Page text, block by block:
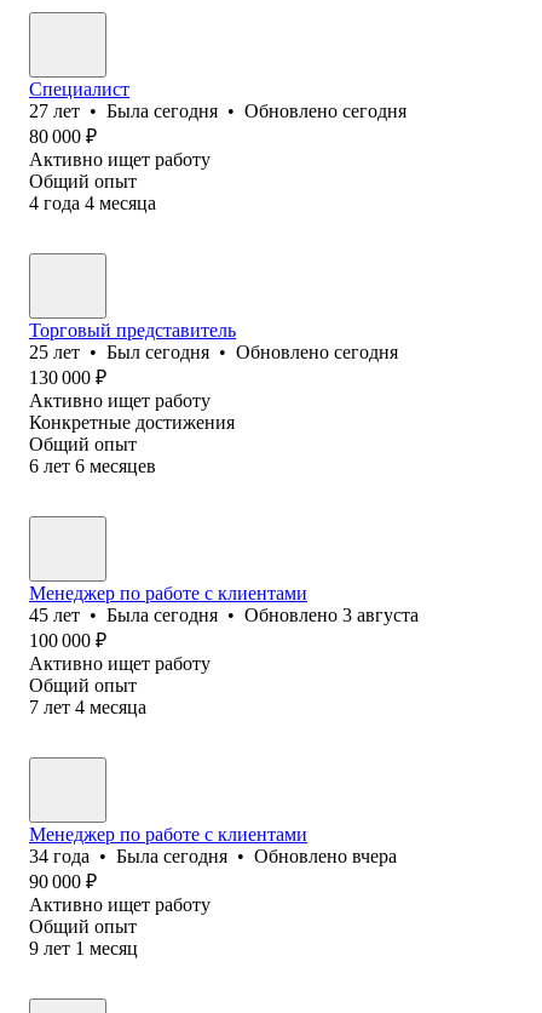
Специалист
27 лет • Была сегодня • Обновлено сегодня
80 000 ₽
Активно ищет работу
Общий опыт
4 года 4 месяца
Торговый представитель
25 лет • Был сегодня • Обновлено сегодня
130 000 ₽
Активно ищет работу
Конкретные достижения
Общий опыт
6 лет 6 месяцев
Менеджер по работе с клиентами
45 лет • Была сегодня • Обновлено 3 августа
100 000 ₽
Активно ищет работу
Общий опыт
7 лет 4 месяца
Менеджер по работе с клиентами
34 года • Была сегодня • Обновлено вчера
90 000 ₽
Активно ищет работу
Общий опыт
9 лет 1 месяц